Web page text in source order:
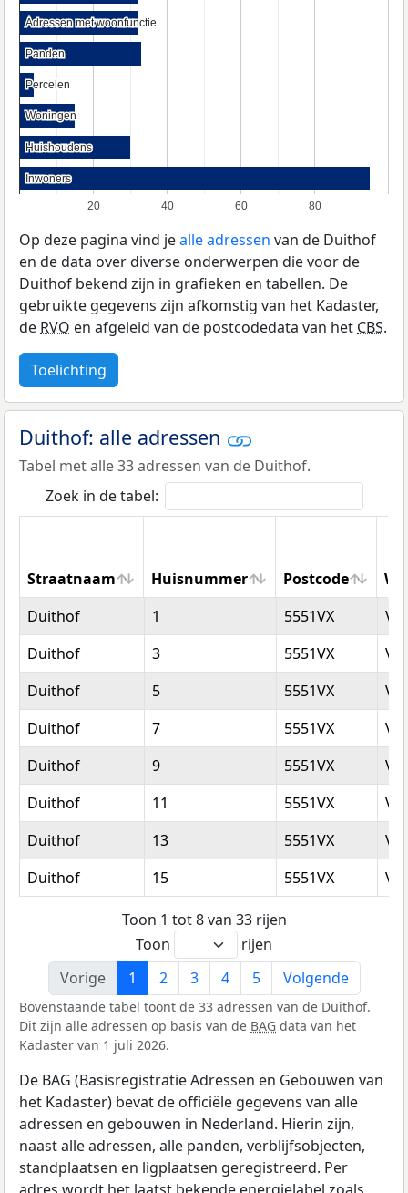
20 40 60 80
Adressen met woonfunctie
Adressen met woonfunctie
Panden
Panden
Percelen
Percelen
Woningen
Woningen
Huishoudens
Huishoudens
Inwoners
Inwoners
Op deze pagina vind jealle adressen van de Duithof
en de data over diverse onderwerpen die voor de
Duithof bekend zijn in grafieken en tabellen. De
gebruikte gegevens zijn afkomstig van het Kadaster,
deRVO en afgeleid van de postcodedata van hetCBS.
Toelichting
Duithof: alle adressen
Tabel met alle 33 adressen van de Duithof.
Zoek in de tabel:
Straatnaam Huisnummer Postcode
Straatnaam
Huisnummer Postcode
Duithof 1 5551VX
Duithof
3 5551VX
Duithof
5 5551VX
Duithof
7 5551VX
Duithof
9 5551VX
Duithof
11 5551VX
Duithof
13 5551VX
Duithof
15 5551VX
Toon 1 tot 8 van 33 rijen
Toon
rijen
Vorige
1 2 3 4 5 Volgende
Bovenstaande tabel toont de 33 adressen van de Duithof.
Dit zijn alle adressen op basis van de BAG data van het
Kadaster van 1 juli 2026.
De BAG (Basisregistratie Adressen en Gebouwen van
het Kadaster) bevat de officiële gegevens van alle
adressen en gebouwen in Nederland. Hierin zijn,
naast alle adressen, alle panden, verblijfsobjecten,
standplaatsen en ligplaatsen geregistreerd. Per